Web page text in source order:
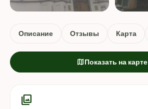
Описание
Отзывы Карта
mapПоказать на карте
photo_library